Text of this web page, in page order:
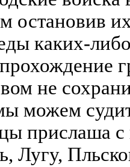
остановив
каких-
не
можем
прислаша с
Лугу,